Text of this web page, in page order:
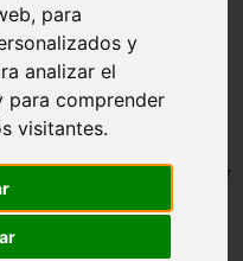
para
y
analizar el
para comprender
visitantes.
y patata rota, receta fácil y
y patata rota,